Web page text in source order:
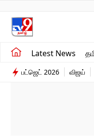
Latest News
சமீபத்திய செய்திகள்
தமிழ்நாடு
பட்ஜெட் 2026 விஜய்